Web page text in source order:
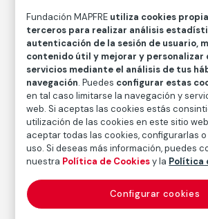
Medidas mancha: 36 × 54,7 cm
Medidas papel: 49 × 60,5 cm
Inventario
FM002559
Fecha
1983/Copia de época
Inscripción/Leyenda
Firmado en el ángulo inferior izquierdo
Autor
Fundación MAPFRE utiliza cookies
terceros para realizar análisis
autenticación de la sesión de usuario,
contenido útil y mejorar y personalizar
servicios mediante el análisis de tus
navegación. Puedes configurar estas
en tal caso limitarse la navegación y
web. Si aceptas las cookies estás
utilización de las cookies en este sitio
aceptar todas las cookies, configurarlas
uso. Si deseas más información, puedes
nuestra Política de Cookiesy la Política
Configurar cookies